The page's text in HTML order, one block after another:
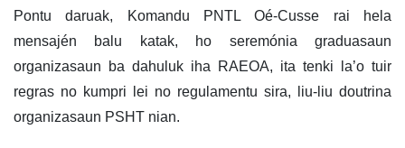
Pontu daruak, Komandu PNTL Oé-Cusse rai hela
mensajén balu katak, ho seremónia graduasaun
organizasaun ba dahuluk iha RAEOA, ita tenki la’o tuir
regras no kumpri lei no regulamentu sira, liu-liu doutrina
organizasaun PSHT nian.